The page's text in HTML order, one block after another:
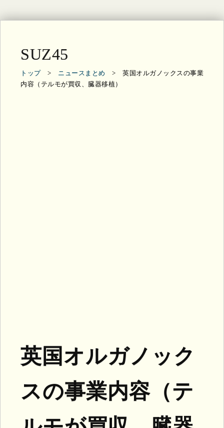
SUZ45
トップ> ニュースまとめ > 英国オルガノックスの事業
内容（テルモが買収、臓器移植）
英国オルガノック
スの事業内容（テ